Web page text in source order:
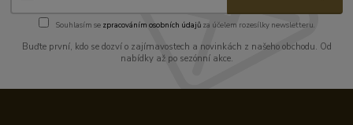
Souhlasím se zpracováním osobních údajůza účelem rozesílky newsletteru.
Buďte první, kdo se dozví o zajímavostech a novinkách z našeho obchodu. Od
nabídky až po sezónní akce.